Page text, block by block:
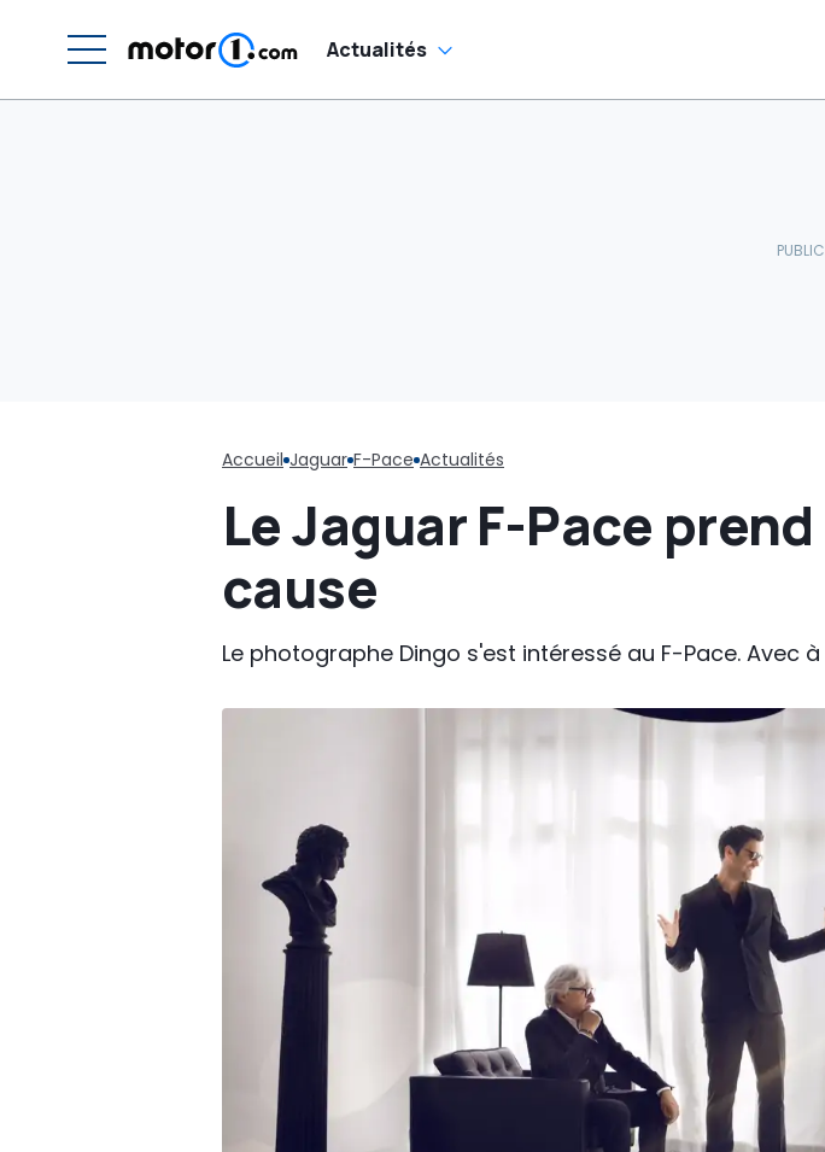
Actualités
Accueil Jaguar F-Pace Actualités
Le Jaguar F-Pace
cause
Le photographe Dingo s'est intéressé au F-Pace. Avec